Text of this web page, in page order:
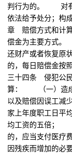
判行为的。 对有
依法给予处分；构
章 赔偿方式和计
偿金为主要方式
还财产或者恢复
的，每日赔偿金
三十四条 侵犯公
算： （一）造成
以及赔偿因误工减
家上年度职工日平
均工资的五倍；
的，应当支付医疗
因残疾而增加的必